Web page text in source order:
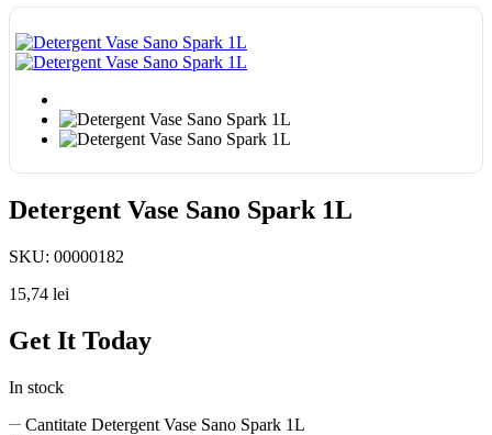
Detergent Vase Sano Spark 1L
SKU: 00000182
15,74 lei
Get It Today
In stock
Cantitate Detergent Vase Sano Spark 1L